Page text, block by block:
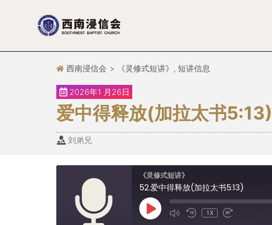
文
西南浸信会 > 《灵修式短讲》 , 短讲信息
2026年1 月26日
爱中得释放(加拉太书5:13)
刘弟兄
《灵修式短讲》
52.爱中得释放(加拉太书5:13)
1X